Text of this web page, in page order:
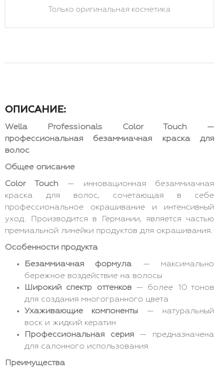
Только оригинальная косметика
ОПИСАНИЕ:
Wella Professionals Color Touch —
профессиональная безаммиачная краска для
волос
Общее описание
Color Touch— инновационная безаммиачная
краска для волос, сочетающая в себе
профессиональное окрашивание и интенсивный
уход. Производится в Германии, является частью
премиальной линейки продуктов для окрашивания.
Особенности продукта
Безаммиачная формула — максимально
бережное воздействие на волосы
Широкий спектр оттенков— более 10 тонов
для создания многогранного цвета
Ухаживающие компоненты — натуральный
воск и жидкий кератин
Профессиональная серия— предназначена
для салонного использования
Преимущества